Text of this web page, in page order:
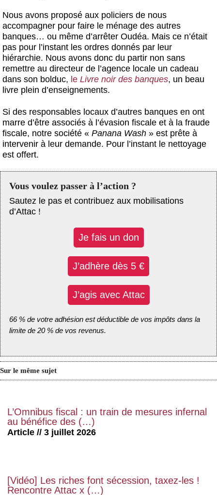
Nous avons proposé aux policiers de nous
accompagner pour faire le ménage des autres
banques… ou même d’arrêter Oudéa. Mais ce n’était
pas pour l’instant les ordres donnés par leur
hiérarchie. Nous avons donc du partir non sans
remettre au directeur de l’agence locale un cadeau
dans son bolduc, le Livre noir des banques, un beau
livre plein d’enseignements.
Si des responsables locaux d’autres banques en ont
marre d’être associés à l’évasion fiscale et à la fraude
fiscale, notre société « Panana Wash » est prête à
intervenir à leur demande. Pour l’instant le nettoyage
est offert.
Vous voulez passer à l’action ?
Sautez le pas et contribuez aux mobilisations
d’Attac !
Je fais un don
J’adhère dès 5 €
J’agis avec Attac
66 % de votre adhésion est déductible de vos impôts dans la
limite de 20 % de vos revenus.
Sur le même sujet
L’Omnibus fiscal : un train de mesures infernal
au bénéfice des (…)
Article // 3 juillet 2026
[Vidéo] Les riches font sécession, taxez-les !
Rencontre Attac x (…)